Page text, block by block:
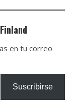
w
i
t
r
i
n
t
r
e
o
p
r
t
en tu correo
Suscribirse